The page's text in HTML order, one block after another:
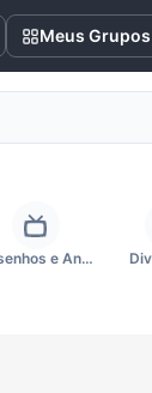
Meus Grupos
Desenhos e Animes